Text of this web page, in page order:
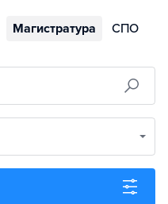
Магистратура СПО